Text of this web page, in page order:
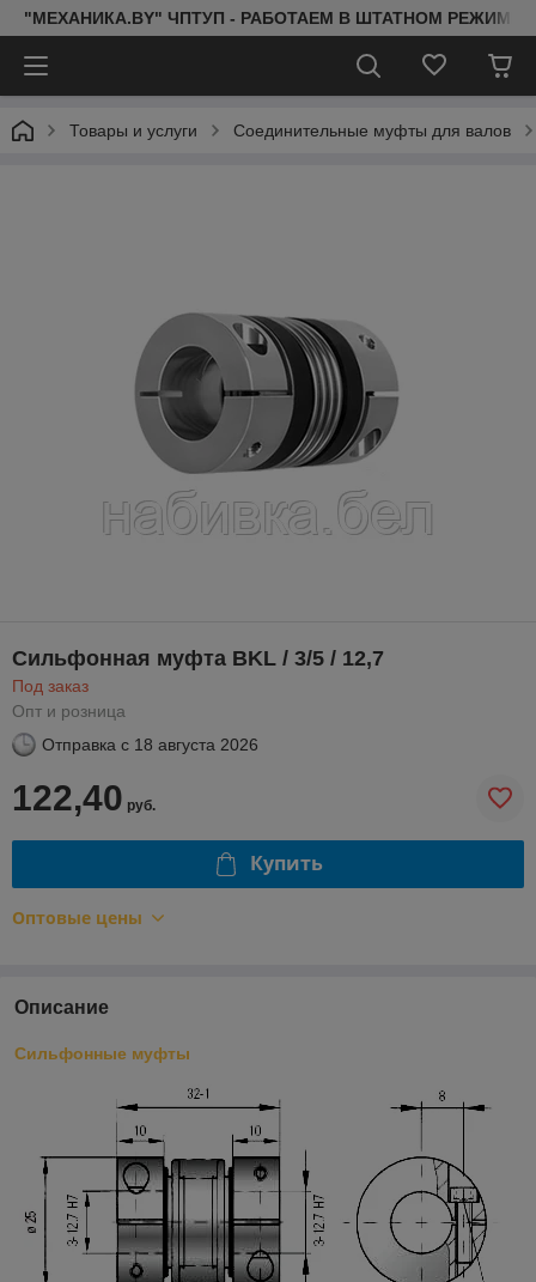
"МЕХАНИКА.BY" ЧПТУП - РАБОТАЕМ В ШТАТНОМ РЕЖИМЕ
Товары и услуги Соединительные муфты для валов
Сильфонная муфта BKL / 3/5 / 12,7
Под заказ
Опт и розница
Отправка с 18 августа 2026
122,40 руб.
Купить
Оптовые цены
Описание
Сильфонные муфты